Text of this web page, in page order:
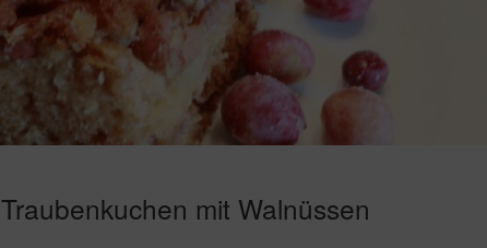
Traubenkuchen mit Walnüssen